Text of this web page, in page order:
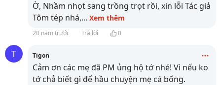
Ờ, Nhầm nhọt sang trồng trọt rồi, xin lỗi Tác giả
Tôm tép nhá,... Xem thêm
20 năm trước Trả lời 0
T Tigon
Cảm ơn các mẹ đã PM ủng hộ tớ nhé! Vì nếu ko
tớ chả biết gì để hầu chuyện mẹ cá bống.